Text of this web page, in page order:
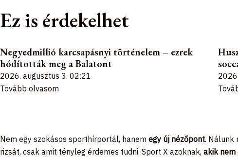
Ez is érdekelhet
Negyedmillió karcsapásnyi történelem – ezrek
hódították meg a Balatont
2026. augusztus 3. 02:21
Tovább olvasom
Nem egy szokásos sporthírportál, hanem egy új nézőpont. Nálunk
rizsát, csak amit tényleg érdemes tudni. Sport X azoknak, akik nem